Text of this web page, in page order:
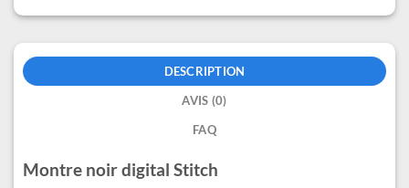
DESCRIPTION
AVIS (0)
FAQ
Montre noir digital Stitch